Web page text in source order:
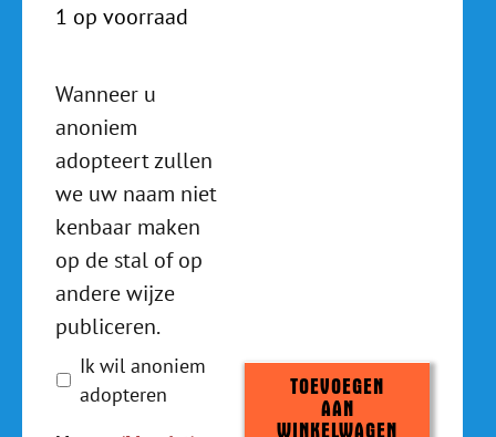
1 op voorraad
Wanneer
u
anoniem
adopteert
zullen
we
uw
naam
niet
maken
Wanneer u
anoniem
adopteert zullen
we uw naam niet
kenbaar maken
op de stal of op
andere wijze
publiceren.
Ik wil anoniem
adopteren
TOEVOEGEN
AAN
WINKELWAGEN